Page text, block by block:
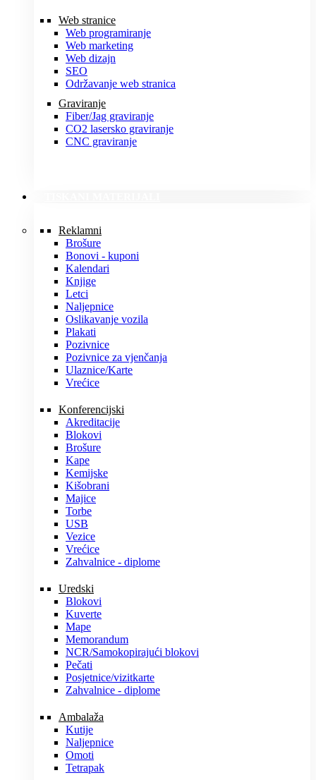
Web stranice
Web programiranje
Web marketing
Web dizajn
SEO
Održavanje web stranica
Graviranje
Fiber/Jag graviranje
CO2 lasersko graviranje
CNC graviranje
Reklamni
Brošure
Bonovi - kuponi
Kalendari
Knjige
Letci
Naljepnice
Oslikavanje vozila
Plakati
Pozivnice
Pozivnice za vjenčanja
Ulaznice/Karte
Vrećice
Konferencijski
Akreditacije
Blokovi
Brošure
Kape
Kemijske
Kišobrani
Majice
Torbe
USB
Vezice
Vrećice
Zahvalnice - diplome
Uredski
Blokovi
Kuverte
Mape
Memorandum
NCR/Samokopirajući blokovi
Pečati
Posjetnice/vizitkarte
Zahvalnice - diplome
Ambalaža
Kutije
Naljepnice
Omoti
Tetrapak